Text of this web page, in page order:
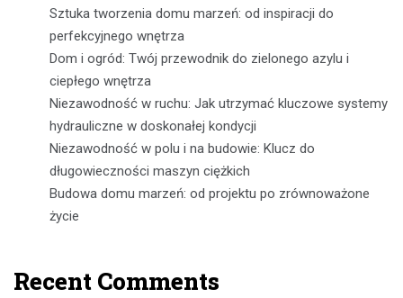
Sztuka tworzenia domu marzeń: od inspiracji do
perfekcyjnego wnętrza
Dom i ogród: Twój przewodnik do zielonego azylu i
ciepłego wnętrza
Niezawodność w ruchu: Jak utrzymać kluczowe systemy
hydrauliczne w doskonałej kondycji
Niezawodność w polu i na budowie: Klucz do
długowieczności maszyn ciężkich
Budowa domu marzeń: od projektu po zrównoważone
życie
Recent Comments